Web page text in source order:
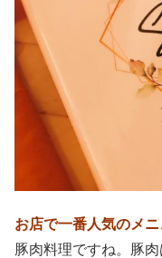
お店で一番人気のメ
豚肉料理ですね。豚